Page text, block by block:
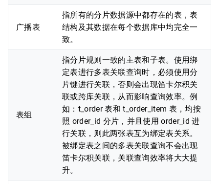
广播表
指所有的分片数据源中都存在的表，表
结构及其数据在每个数据库中均完全一
致。
表组
指分片规则一致的主表和子表。使用绑
定表进行多表关联查询时，必须使用分
片键进行关联，否则会出现笛卡尔积关
联或跨库关联，从而影响查询效率。例
如：t_order 表和 t_order_item 表，均按
照 order_id 分片，并且使用 order_id 进
行关联，则此两张表互为绑定表关系。
被绑定表之间的多表关联查询不会出现
笛卡尔积关联，关联查询效率将大大提
升。